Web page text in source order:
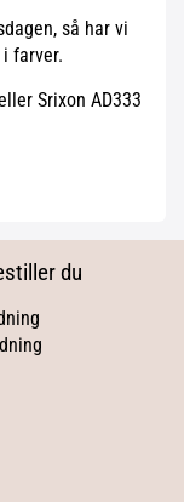
så har vi
farver.
Srixon AD333
du